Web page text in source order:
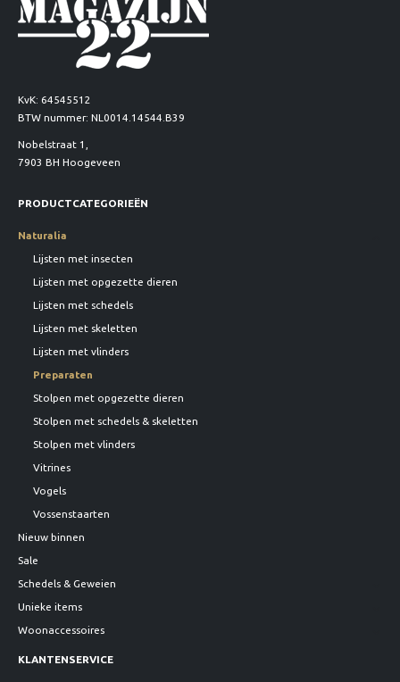
KvK: 64545512
BTW nummer: NL0014.14544.B39
Nobelstraat 1,
7903 BH Hoogeveen
PRODUCTCATEGORIEËN
Naturalia
Lijsten met insecten
Lijsten met opgezette dieren
Lijsten met schedels
Lijsten met skeletten
Lijsten met vlinders
Preparaten
Stolpen met opgezette dieren
Stolpen met schedels & skeletten
Stolpen met vlinders
Vitrines
Vogels
Vossenstaarten
Nieuw binnen
Sale
Schedels & Geweien
Unieke items
Woonaccessoires
KLANTENSERVICE